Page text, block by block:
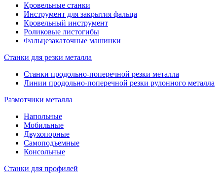
Кровельные станки
Инструмент для закрытия фальца
Кровельный инструмент
Роликовые листогибы
Фальцезакаточные машинки
Станки для резки металла
Станки продольно-поперечной резки металла
Линии продольно-поперечной резки рулонного металла
Размотчики металла
Напольные
Мобильные
Двухопорные
Самоподъемные
Консольные
Станки для профилей